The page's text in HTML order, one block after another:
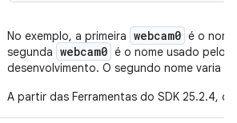
No exemplo, a primeira webcam0 é o
segunda webcam0 é o nome usado pelo
desenvolvimento. O segundo nome varia
A partir das Ferramentas do SDK 25.2.4, o